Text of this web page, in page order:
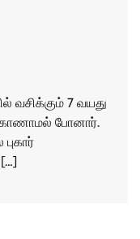
வசிக்கும் 7 வயது
காணாமல் போனார்.